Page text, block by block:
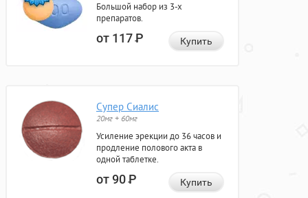
Большой набор из 3-х
препаратов.
от 117Р Купить
Супер Сиалис
20мг + 60мг
Усиление эрекции до 36 часов и
продление полового акта в
одной таблетке.
от 90Р Купить